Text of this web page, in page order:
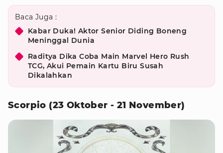
Baca Juga :
Kabar Duka! Aktor Senior Diding Boneng
Meninggal Dunia
Raditya Dika Coba Main Marvel Hero Rush
TCG, Akui Pemain Kartu Biru Susah
Dikalahkan
Scorpio (23 Oktober - 21 November)